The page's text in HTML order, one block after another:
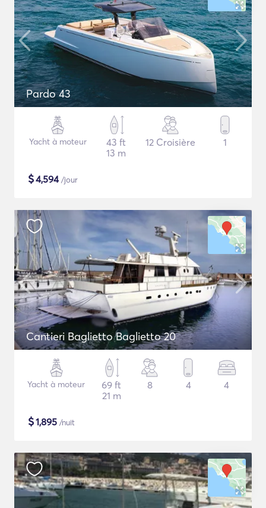
Pardo 43
Yacht à moteur
43 ft
13 m
12 Croisière 1
$4,594/jour
Cantieri Baglietto Baglietto 20
Yacht à moteur
69 ft
21 m
8 4 4
$1,895 /nuit